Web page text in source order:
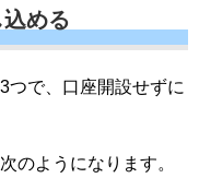
める
つで、口座開設せずに
のようになります。